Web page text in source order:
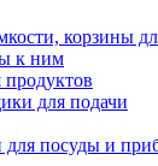
корзины
к ним
продуктов
для подачи
для посуды и